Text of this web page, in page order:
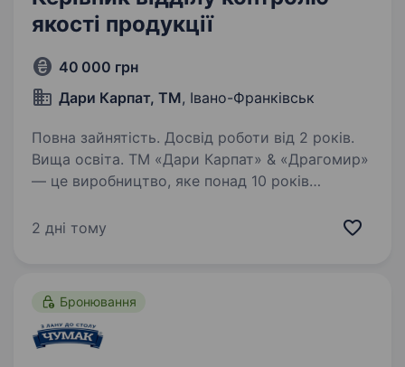
якості продукції
40 000 грн
Дари Карпат, ТМ, Івано-Франківськ
Повна зайнятість. Досвід роботи від 2 років.
Вища освіта. ТМ «Дари Карпат» & «Драгомир»
— це виробництво, яке понад 10 років
продукції твердого сиру та сирного продукту,
2 дні тому
Бронювання